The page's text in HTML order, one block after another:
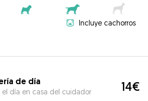
Incluye cachorros
de día
el día en casa del cuidador 14€